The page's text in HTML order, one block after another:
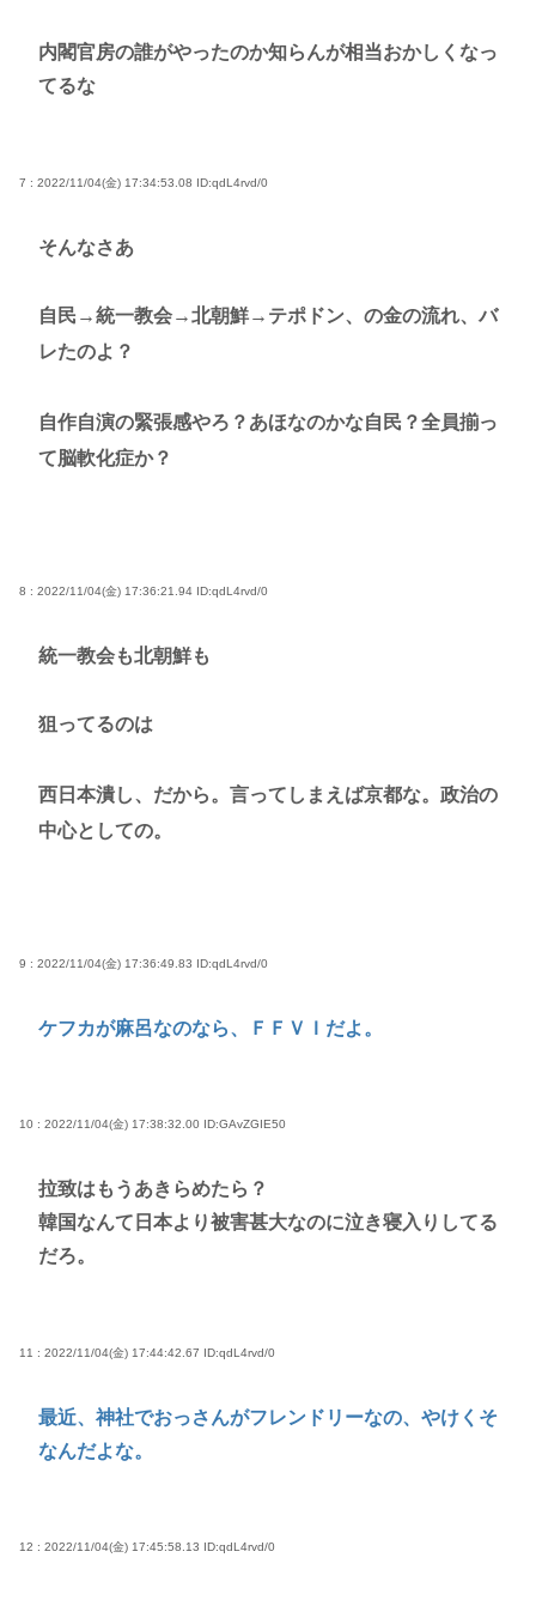
内閣官房の誰がやったのか知らんが相当おかしくなっ
てるな
7 : 2022/11/04(金) 17:34:53.08 ID:qdL4rvd/0
そんなさあ
自民→統一教会→北朝鮮→テポドン、の金の流れ、バ
レたのよ？
自作自演の緊張感やろ？あほなのかな自民？全員揃っ
て脳軟化症か？
8 : 2022/11/04(金) 17:36:21.94 ID:qdL4rvd/0
統一教会も北朝鮮も
狙ってるのは
西日本潰し、だから。言ってしまえば京都な。政治の
中心としての。
9 : 2022/11/04(金) 17:36:49.83 ID:qdL4rvd/0
ケフカが麻呂なのなら、ＦＦＶＩだよ。
10 : 2022/11/04(金) 17:38:32.00 ID:GAvZGIE50
拉致はもうあきらめたら？
韓国なんて日本より被害甚大なのに泣き寝入りしてる
だろ。
11 : 2022/11/04(金) 17:44:42.67 ID:qdL4rvd/0
最近、神社でおっさんがフレンドリーなの、やけくそ
なんだよな。
12 : 2022/11/04(金) 17:45:58.13 ID:qdL4rvd/0